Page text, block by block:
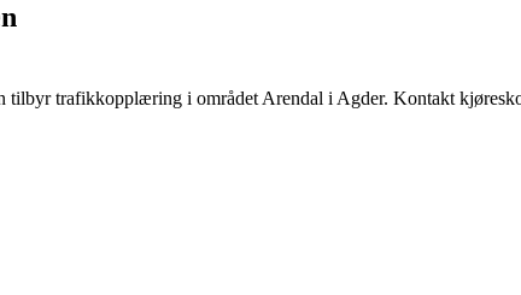
tilbyr trafikkopplæring i området Arendal i Agder. Kontakt